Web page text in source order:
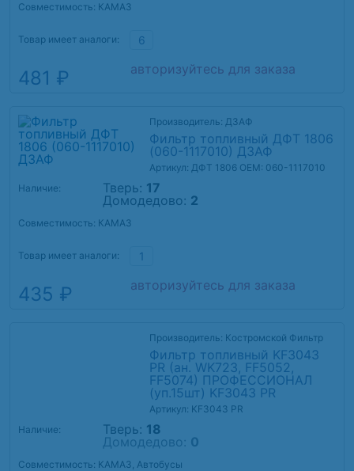
Совместимость: КАМАЗ
Товар имеет аналоги: 6
481 ₽ авторизуйтесь для заказа
Производитель: ДЗАФ
Фильтр топливный ДФТ 1806
(060-1117010) ДЗАФ
Артикул: ДФТ 1806 OEM: 060-1117010
Наличие:
Тверь: 17
Домодедово: 2
Совместимость: КАМАЗ
Товар имеет аналоги: 1
435 ₽ авторизуйтесь для заказа
Производитель: Костромской Фильтр
Фильтр топливный KF3043
PR (ан. WK723, FF5052,
FF5074) ПРОФЕССИОНАЛ
(уп.15шт) KF3043 PR
Артикул: KF3043 PR
Наличие:
Тверь: 18
Домодедово: 0
Совместимость: КАМАЗ, Автобусы